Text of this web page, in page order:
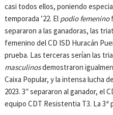
casi todos ellos, poniendo
temporada ’22. El podio femenino
separaron a las ganadoras, las
femenino del CD ISD Huracán
prueba. Las terceras serían las
masculinosdemostraron
Caixa Popular, y la intensa lucha
2023. 3″ separaron al ganador, el
equipo CDT Resistentia T3. La 3ª